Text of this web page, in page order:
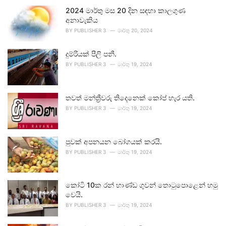
2024 මාර්තු මස 20 දින සඳහා කාලගුණ
අනාවැකිය
BY PUBLISHER 3 මාර්තු 20, 2024
දුම්රියක් පීලි පනී.
BY PUBLISHER 3 මාර්තු 19, 2024
තවත් මන්ත්‍රීවරු තිදෙනෙක් කෝප් හැර යති.
BY PUBLISHER 3 මාර්තු 19, 2024
පුවක් අපනයන බෝගයක් කරයි.
BY PUBLISHER 3 මාර්තු 19, 2024
කෝටි 10ක රන් භාණ්ඩ ගුවන් තොටුපොළෙන් හමු
වෙයි.
BY PUBLISHER 3 මාර්තු 19, 2024